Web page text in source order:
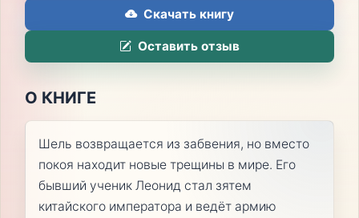
Скачать книгу
Оставить отзыв
О КНИГЕ
Шель возвращается из забвения, но вместо
покоя находит новые трещины в мире. Его
бывший ученик Леонид стал зятем
китайского императора и ведёт армию